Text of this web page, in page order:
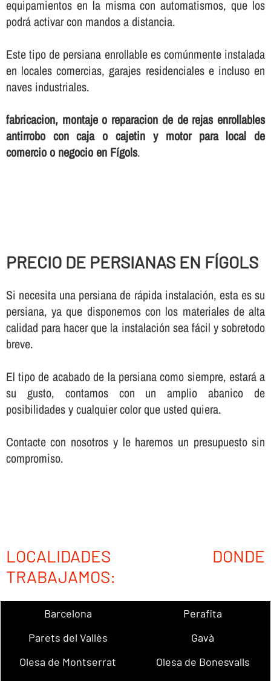
equipamientos en la misma con automatismos, que los
podrá activar con mandos a distancia.
Este tipo de persiana enrollable es comúnmente instalada
en locales comercias, garajes residenciales e incluso en
naves industriales.
fabricacion, montaje o reparacion de de rejas enrollables
antirrobo con caja o cajetin y motor para local de
comercio o negocio en Fígols.
PRECIO DE PERSIANAS EN FÍGOLS
Si necesita una persiana de rápida instalación, esta es su
persiana, ya que disponemos con los materiales de alta
calidad para hacer que la instalación sea fácil y sobretodo
breve.
El tipo de acabado de la persiana como siempre, estará a
su gusto, contamos con un amplio abanico de
posibilidades y cualquier color que usted quiera.
Contacte con nosotros y le haremos un presupuesto sin
compromiso.
LOCALIDADES DONDE
TRABAJAMOS:
Barcelona
Perafita
Parets del Vallès
Gavà
Olesa de Montserrat
Olesa de Bonesvalls